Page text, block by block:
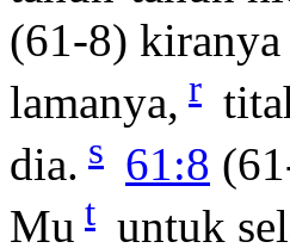
(61-8) kiranya
lamanya, r
dia. s 61:8
Mu t untuk